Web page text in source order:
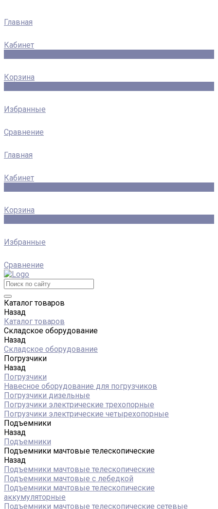
Главная
Кабинет
Корзина
Избранные
Сравнение
Главная
Кабинет
Корзина
Избранные
Сравнение
Каталог товаров
Назад
Каталог товаров
Складское оборудование
Назад
Складское оборудование
Погрузчики
Назад
Погрузчики
Навесное оборудование для погрузчиков
Погрузчики дизельные
Погрузчики электрические трехопорные
Погрузчики электрические четырехопорные
Подъемники
Назад
Подъемники
Подъемники мачтовые телескопические
Назад
Подъемники мачтовые телескопические
Подъемники мачтовые с лебедкой
Подъемники мачтовые телескопические
аккумуляторные
Подъемники мачтовые телескопические сетевые